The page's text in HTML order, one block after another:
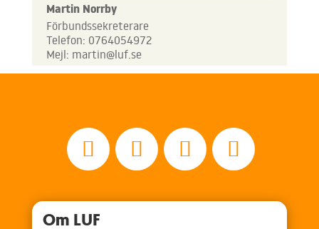
Martin Norrby
Förbundssekreterare
Telefon: 0764054972
Mejl: martin@luf.se
Om LUF